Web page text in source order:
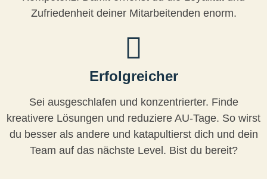
Zufriedenheit deiner Mitarbeitenden enorm.
Erfolgreicher
Sei ausgeschlafen und konzentrierter. Finde
kreativere Lösungen und reduziere AU-Tage. So wirst
du besser als andere und katapultierst dich und dein
Team auf das nächste Level. Bist du bereit?